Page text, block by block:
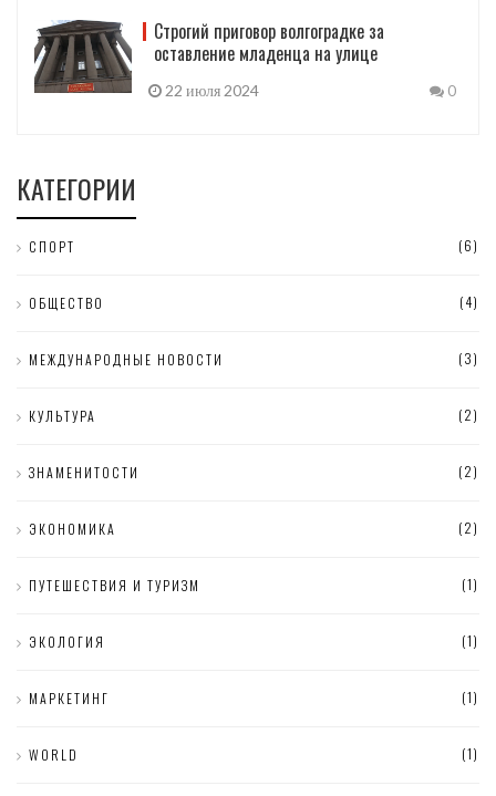
Строгий приговор волгоградке за
оставление младенца на улице
22 июля 2024 0
КАТЕГОРИИ
СПОРТ (6)
ОБЩЕСТВО (4)
МЕЖДУНАРОДНЫЕ НОВОСТИ (3)
КУЛЬТУРА (2)
ЗНАМЕНИТОСТИ (2)
ЭКОНОМИКА (2)
ПУТЕШЕСТВИЯ И ТУРИЗМ (1)
ЭКОЛОГИЯ (1)
МАРКЕТИНГ (1)
WORLD (1)